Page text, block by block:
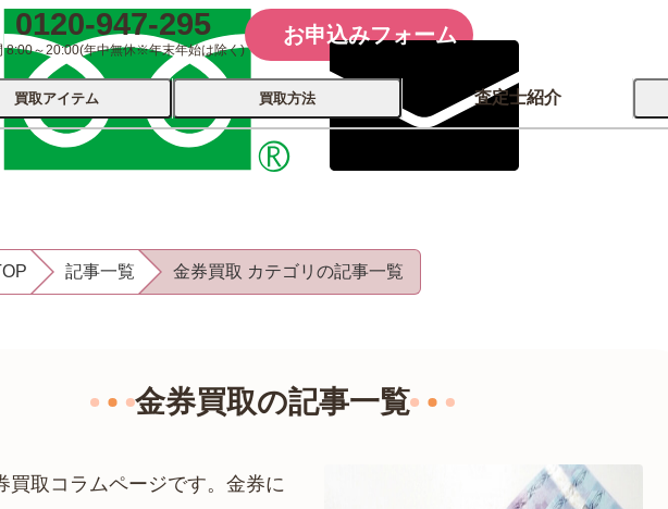
0120-947-295
8:00～20:00(年中無休※年末年始は除く)
お申込みフォーム
買取アイテム
ブランド
品
古銭 ⁄
記念硬貨
レコード
買取方法 査定士紹介
記事一覧 金券買取 カテゴリの記事一覧
金券買取の記事一覧
買取コラムページです。金券に